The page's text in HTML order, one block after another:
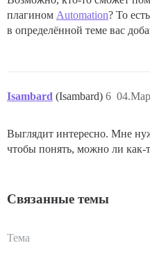
плагином Automation? То
в определённой теме вас
Isambard (Isambard) 6
Выглядит интересно. Мне
чтобы понять, можно ли как-
Связанные темы
Тема